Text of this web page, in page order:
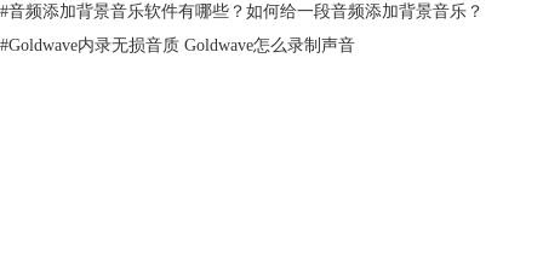
#音频添加背景音乐软件有哪些？如何给一段音频添加背景音乐？
#Goldwave内录无损音质 Goldwave怎么录制声音